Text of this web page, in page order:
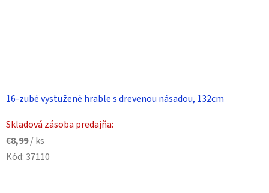
16-zubé vystužené hrable s drevenou násadou, 132cm
Skladová zásoba predajňa:
€8,99/ ks
Kód: 37110